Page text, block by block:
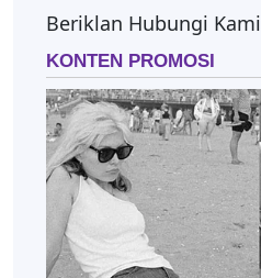
Beriklan Hubungi Kami